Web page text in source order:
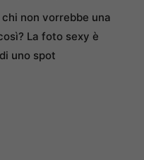
chi non vorrebbe una
La foto sexy è
uno spot